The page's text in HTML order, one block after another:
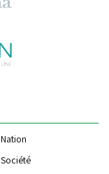
Nation
Société